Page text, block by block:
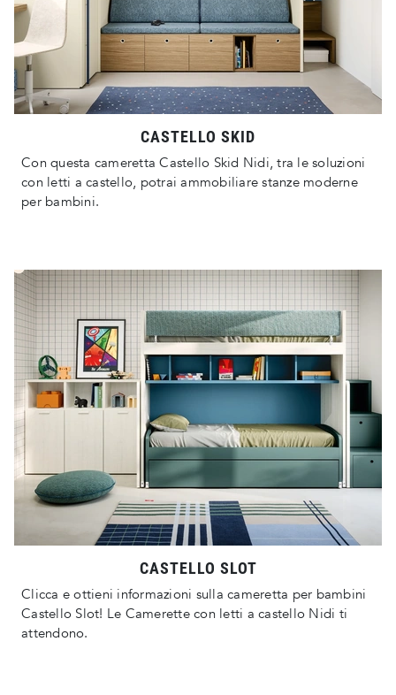
CASTELLO SKID
Con questa cameretta Castello Skid Nidi, tra le soluzioni
con letti a castello, potrai ammobiliare stanze moderne
per bambini.
CASTELLO SLOT
Clicca e ottieni informazioni sulla cameretta per bambini
Castello Slot! Le Camerette con letti a castello Nidi ti
attendono.